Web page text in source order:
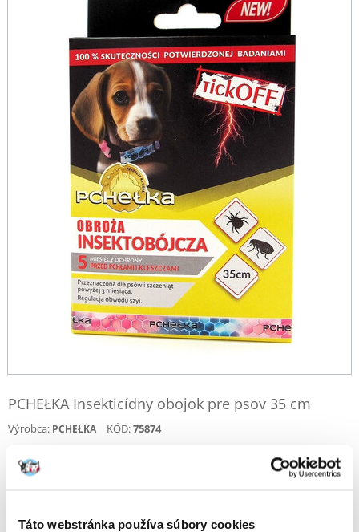
Táto webstránka používa súbory cookies
PCHEŁKA Insekticídny obojok pre psov 35 cm
Výrobca: PCHEŁKA KÓD:75874
€11.46